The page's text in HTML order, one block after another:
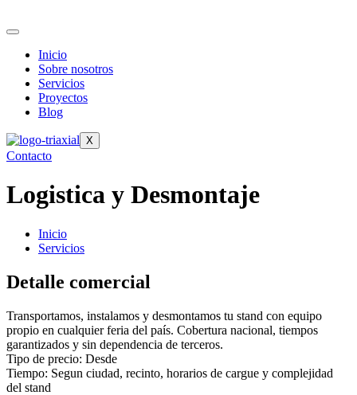
Inicio
Sobre nosotros
Servicios
Proyectos
Blog
X
Contacto
Logistica y Desmontaje
Inicio
Servicios
Detalle comercial
Transportamos, instalamos y desmontamos tu stand con equipo
propio en cualquier feria del país. Cobertura nacional, tiempos
garantizados y sin dependencia de terceros.
Tipo de precio: Desde
Tiempo: Segun ciudad, recinto, horarios de cargue y complejidad
del stand